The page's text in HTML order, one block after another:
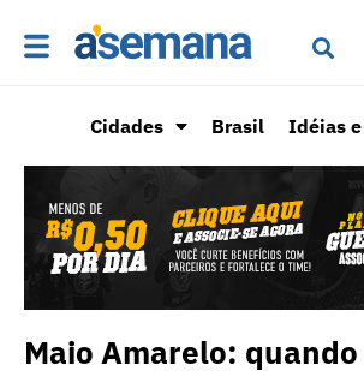
Cidades Brasil Idéias
Maio Amarelo: quando